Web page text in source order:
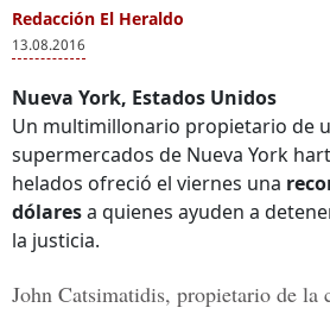
Redacción El Heraldo
13.08.2016
Nueva York, Estados Unidos
Un multimillonario propietario de
supermercados de Nueva York
helados ofreció el viernes una
dólaresa quienes ayuden a
la justicia.
John Catsimatidis, propietario de la